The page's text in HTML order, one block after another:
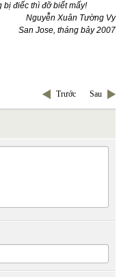
điếc thì đỡ biết mấy!
Nguyễn Xuân Tường Vy
San Jose, tháng bảy 2007
Trước Sau